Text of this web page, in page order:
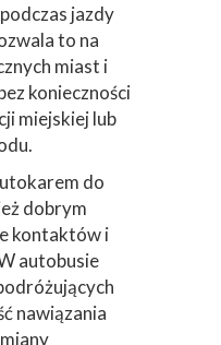
jazdy
to na
miast i
konieczności
miejskiej lub
do
dobrym
kontaktów i
autobusie
nawiązania